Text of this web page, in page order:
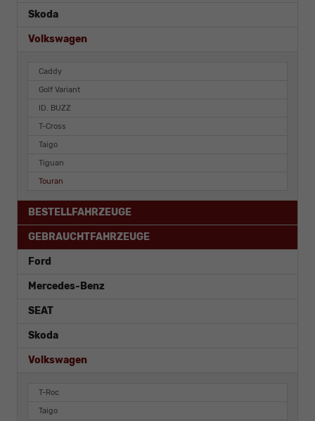
Skoda
Volkswagen
Caddy
Golf Variant
ID. BUZZ
T-Cross
Taigo
Tiguan
Touran
BESTELLFAHRZEUGE
GEBRAUCHTFAHRZEUGE
Ford
Mercedes-Benz
SEAT
Skoda
Volkswagen
T-Roc
Taigo